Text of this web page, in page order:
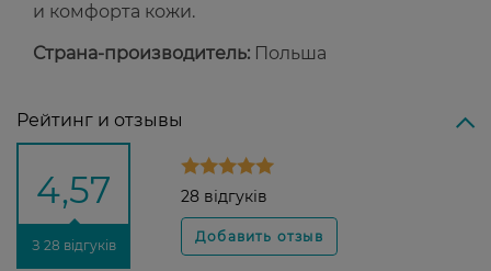
и комфорта кожи.
Страна-производитель: Польша
Рейтинг и отзывы
4,57
З 28 відгуків
28 відгуків